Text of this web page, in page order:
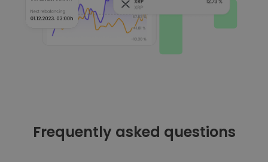
Frequently asked questions